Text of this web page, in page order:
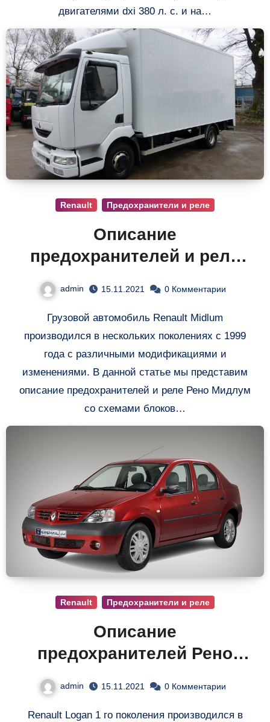
двигателями dxi 380 л. с. и на…
Renault Предохранители и реле
Описание
предохранителей и реле
admin 15.11.2021 0 Комментарии
Грузовой автомобиль Renault Midlum
производился в нескольких поколениях с 1999
года с различными модификациями и
изменениями. В данной статье мы представим
описание предохранителей и реле Рено Мидлум
со схемами блоков…
Renault Предохранители и реле
Описание
предохранителей Рено
admin 15.11.2021 0 Комментарии
Renault Logan 1 го поколения производился в